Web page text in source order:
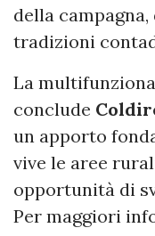
della
tradizioni
La
conclude
un apporto
vive le aree
opportunità di
Per maggiori